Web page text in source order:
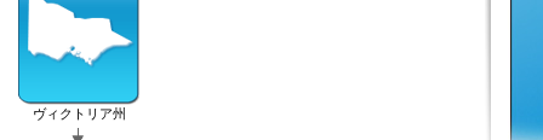
ヴィクトリア州